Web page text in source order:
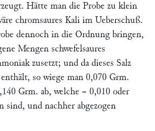
Hätte man die Probe zu klein
chromsaures Kali im Ueberschuß.
dennoch in die Ordnung bringen,
Mengen schwefelsaures
zusetzt; und da dieses Salz
so wiege man 0,070 Grm.
Grm. ab, welche = 0,010 oder
sind, und nachher abgezogen